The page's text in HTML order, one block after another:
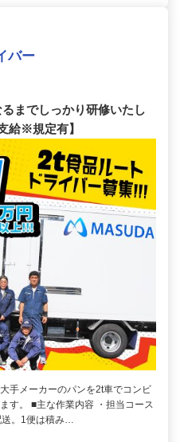
バー
までしっかり研修いたし
給※規定有】
手メーカーのパンを2t車でコンビ
す。 ■主な作業内容 ・担当コース
送。1便は積み…